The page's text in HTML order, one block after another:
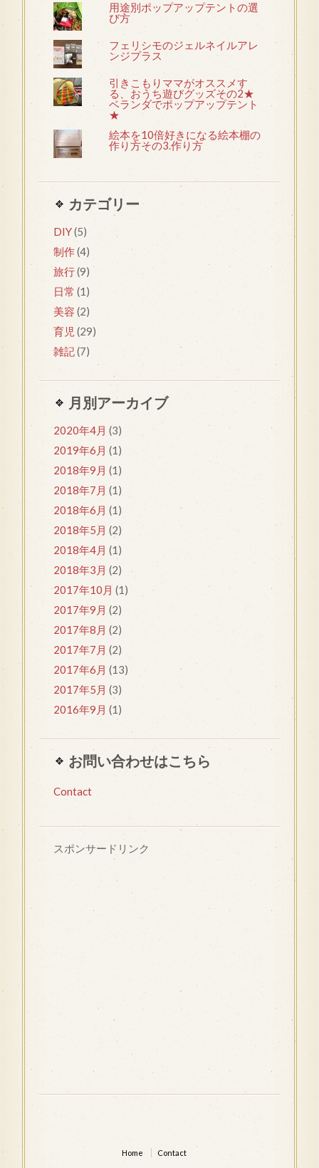
用途別ポップアップテントの選
び方
フェリシモのジェルネイルアレ
ンジプラス
引きこもりママがオススメす
る、おうち遊びグッズその2★
ベランダでポップアップテント
★
絵本を10倍好きになる絵本棚の
作り方その3.作り方
カテゴリー
DIY(5)
制作(4)
旅行(9)
日常 (1)
美容 (2)
育児 (29)
雑記(7)
月別アーカイブ
2020年4月 (3)
2019年6月 (1)
2018年9月 (1)
2018年7月 (1)
2018年6月 (1)
2018年5月 (2)
2018年4月 (1)
2018年3月 (2)
2017年10月 (1)
2017年9月 (2)
2017年8月 (2)
2017年7月 (2)
2017年6月 (13)
2017年5月 (3)
2016年9月 (1)
お問い合わせはこちら
Contact
スポンサードリンク
Home Contact